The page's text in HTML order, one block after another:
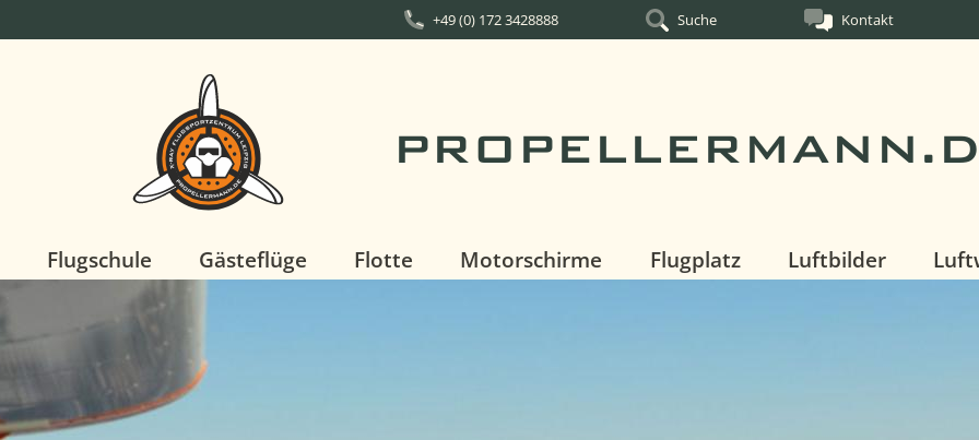
+49 (0) 172 3428888 Suche Kontakt
Flugschule Gästeflüge Flotte Motorschirme Flugplatz Luftbilder